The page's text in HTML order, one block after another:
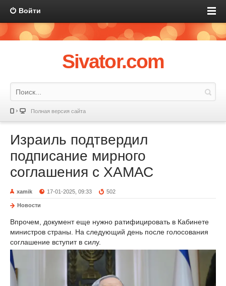
Войти
Sivator.com
Полная версия сайта
Израиль подтвердил
подписание мирного
соглашения с ХАМАС
xamik 17-01-2025, 09:33 502
Новости
Впрочем, документ еще нужно ратифицировать в Кабинете
министров страны. На следующий день после голосования
соглашение вступит в силу.